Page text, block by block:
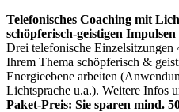
Telefonisches Coaching mit
schöpferisch-geistigen Impulsen
Drei telefonische
Ihrem Thema schöpferisch &
Energieebene arbeiten
Lichtsprache u.a.). Weitere Infos
Paket-Preis: Sie sparen mind.